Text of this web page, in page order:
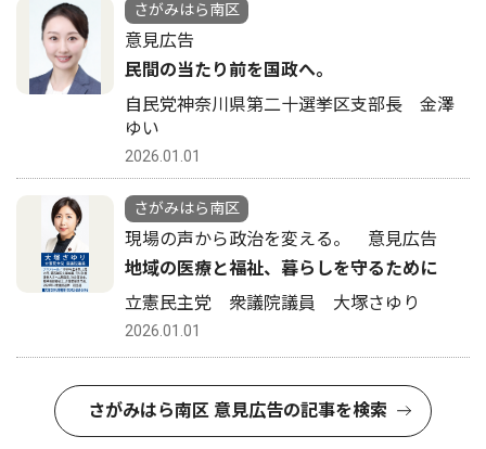
さがみはら南区
意見広告
民間の当たり前を国政へ。
自民党神奈川県第二十選挙区支部長 金澤
ゆい
2026.01.01
さがみはら南区
現場の声から政治を変える。 意見広告
地域の医療と福祉、暮らしを守るために
立憲民主党 衆議院議員 大塚さゆり
2026.01.01
さがみはら南区 意見広告の記事を検索